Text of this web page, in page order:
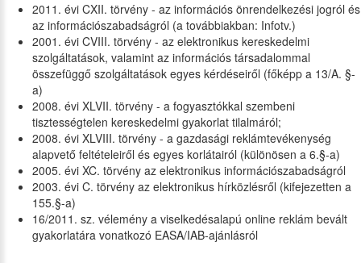
2011. évi CXII. törvény - az információs önrendelkezési jogról és
az információszabadságról (a továbbiakban: Infotv.)
2001. évi CVIII. törvény - az elektronikus kereskedelmi
szolgáltatások, valamint az információs társadalommal
összefüggő szolgáltatások egyes kérdéseiről (főképp a 13/A. §-
a)
2008. évi XLVII. törvény - a fogyasztókkal szembeni
tisztességtelen kereskedelmi gyakorlat tilalmáról;
2008. évi XLVIII. törvény - a gazdasági reklámtevékenység
alapvető feltételeiről és egyes korlátairól (különösen a 6.§-a)
2005. évi XC. törvény az elektronikus információszabadságról
2003. évi C. törvény az elektronikus hírközlésről (kifejezetten a
155.§-a)
16/2011. sz. vélemény a viselkedésalapú online reklám bevált
gyakorlatára vonatkozó EASA/IAB-ajánlásról